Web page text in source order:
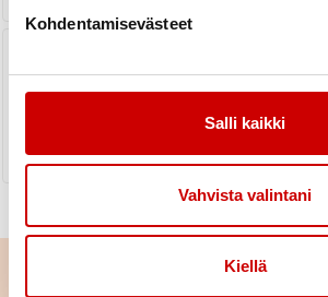
Kohdentamisevästeet
Salli kaikki
Vahvista valintani
Kiellä